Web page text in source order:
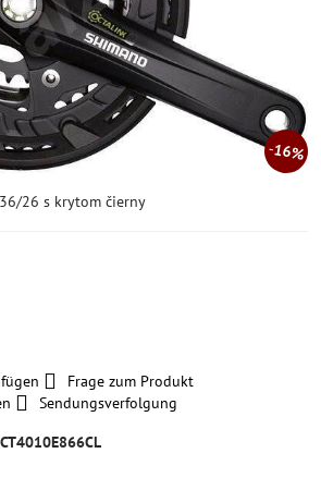
16%
26 s krytom čierny
Frage zum Produkt
Sendungsverfolgung